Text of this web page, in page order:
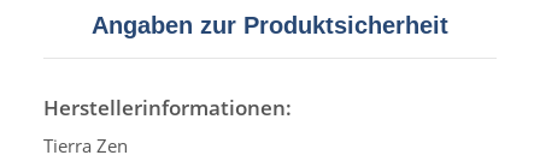
Angaben zur Produktsicherheit
Herstellerinformationen:
Tierra Zen